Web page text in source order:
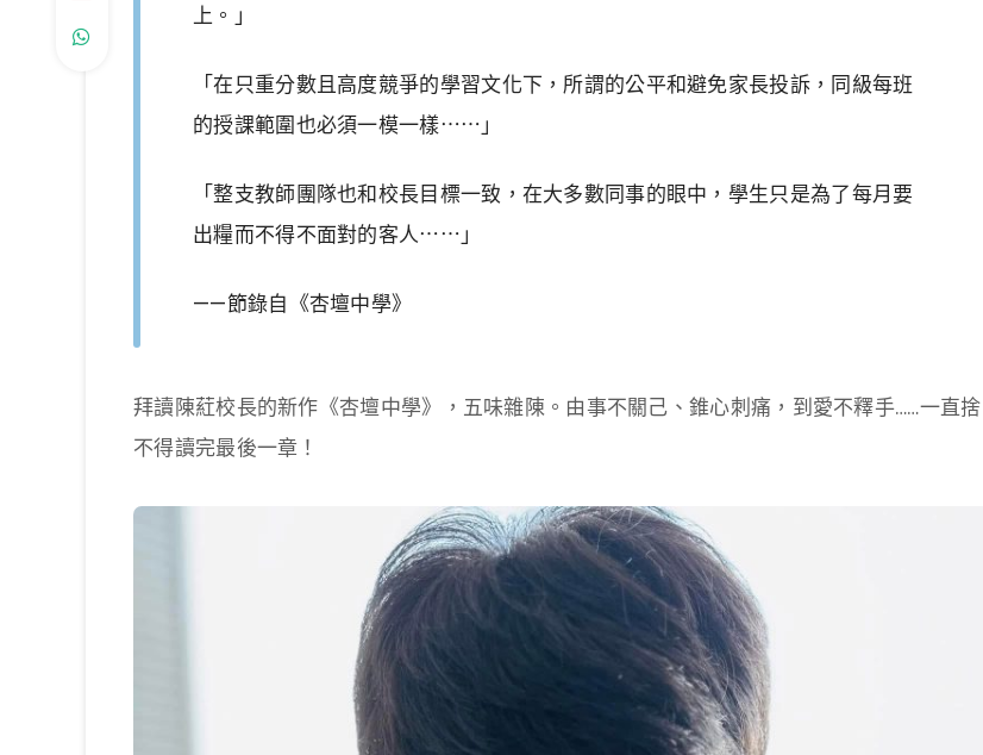
上。」
「在只重分數且高度競爭的學習文化下，所謂的公平和避免家長投訴，同級每班
的授課範圍也必須一模一樣⋯⋯」
「整支教師團隊也和校長目標一致，在大多數同事的眼中，學生只是為了每月要
出糧而不得不面對的客人⋯⋯」
——節錄自《杏壇中學》
拜讀陳葒校長的新作《杏壇中學》，五味雜陳。由事不關己、錐心刺痛，到愛不釋手……一直捨
不得讀完最後一章！